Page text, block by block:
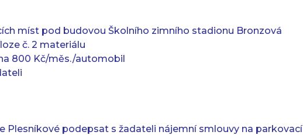
míst pod budovou Školního zimního stadionu Bronzová
č. 2 materiálu
800 Kč/měs./automobil
Plesníkové podepsat s žadateli nájemní smlouvy na parkovací